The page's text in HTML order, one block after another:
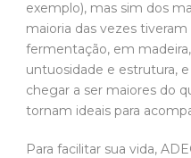
exemplo), mas sim dos
maioria das vezes
fermentação, em
untuosidade e estrutura,
chegar a ser maiores do
tornam ideais para
Para facilitar sua vida,